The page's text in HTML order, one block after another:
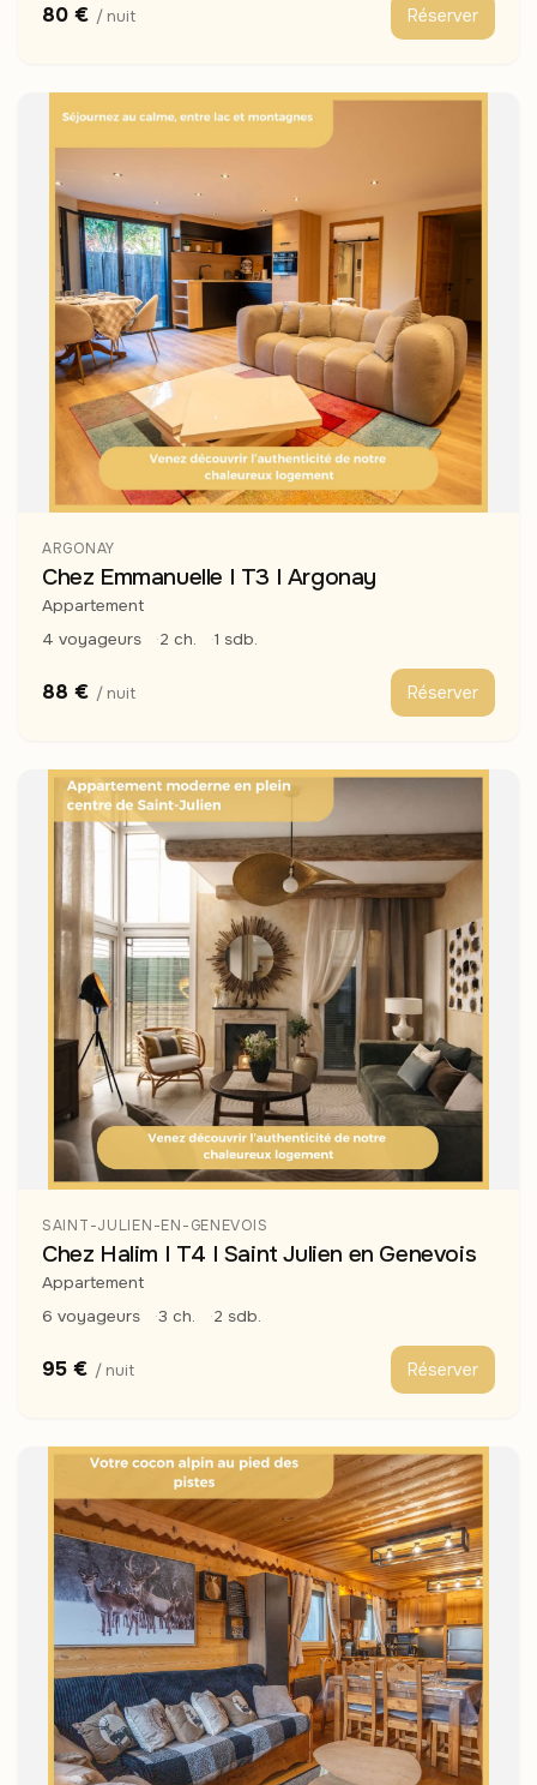
80 € / nuit Réserver
ARGONAY
Chez Emmanuelle I T3 I Argonay
Appartement
4 voyageurs
2 ch. 1 sdb.
88 € / nuit Réserver
SAINT-JULIEN-EN-GENEVOIS
Chez Halim I T4 I Saint Julien en Genevois
Appartement
6 voyageurs
3 ch. 2 sdb.
95 € / nuit Réserver